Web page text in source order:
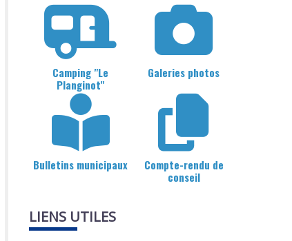
Camping "Le
Planginot"
Galeries photos
Bulletins municipaux
Compte-rendu de
conseil
LIENS UTILES